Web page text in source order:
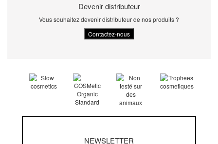
Devenir distributeur
Vous souhaitez devenir distributeur de nos produits ?
NEWSLETTER